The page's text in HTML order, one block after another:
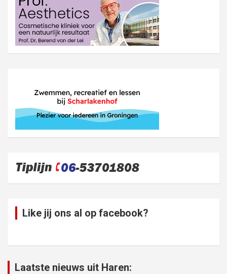
Like jij ons al op facebook?
Laatste nieuws uit Haren: